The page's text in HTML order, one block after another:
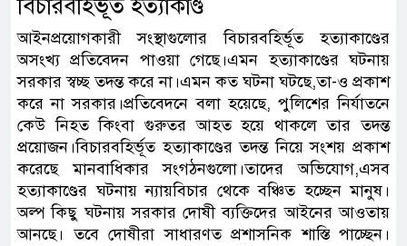
বিচারবহির্ভূত হত্যাকাণ্ড
আইনপ্রয়োগকারী সংস্থাগুলোর বিচারবহির্ভূত হত্যাকাণ্ডের
অসংখ্য প্রতিবেদন পাওয়া গেছে।এমন হত্যাকাণ্ডের ঘটনায়
সরকার স্বচ্ছ তদন্ত করে না।এমন কত ঘটনা ঘটছে,তা-ও প্রকাশ
করে না সরকার।প্রতিবেদনে বলা হয়েছে, পুলিশের নির্যাতনে
কেউ নিহত কিংবা গুরুতর আহত হয়ে থাকলে তার তদন্ত
প্রয়োজন।বিচারবহির্ভূত হত্যাকাণ্ডের তদন্ত নিয়ে সংশয় প্রকাশ
করেছে মানবাধিকার সংগঠনগুলো।তাদের অভিযোগ,এসব
হত্যাকাণ্ডের ঘটনায় ন্যায়বিচার থেকে বঞ্চিত হচ্ছেন মানুষ।
অল্প কিছু ঘটনায় সরকার দোষী ব্যক্তিদের আইনের আওতায়
আনছে। তবে দোষীরা সাধারণত প্রশাসনিক শাস্তি পাচ্ছেন।